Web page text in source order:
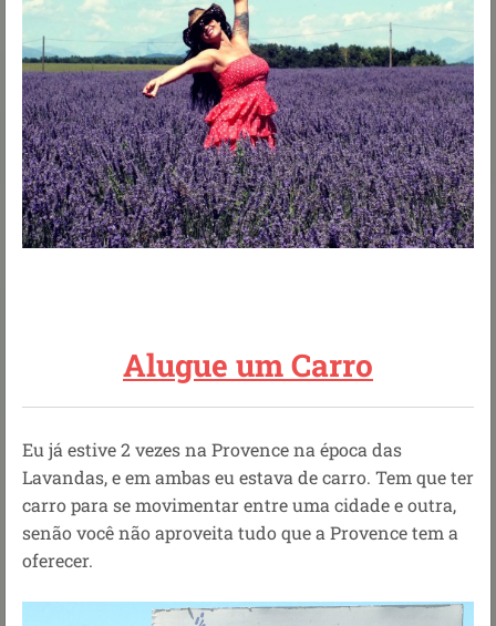
Alugue um Carro
Eu já estive 2 vezes na Provence na época das
Lavandas, e em ambas eu estava de carro. Tem que ter
carro para se movimentar entre uma cidade e outra,
senão você não aproveita tudo que a Provence tem a
oferecer.